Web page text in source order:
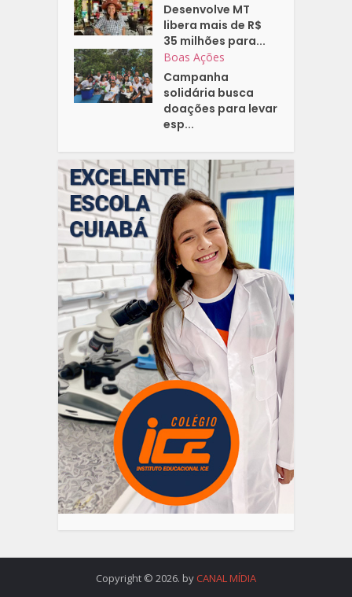
Desenvolve MT
libera mais de R$
35 milhões para...
Boas Ações
Campanha
solidária busca
doações para levar
esp...
Copyright © 2026. by CANAL MÍDIA